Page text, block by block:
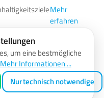
Mehr
erfahren
LinkedIn
Impressum
Widerrufsbelehrung
widerrufen
und ggf. Nachnahmegebühren, wenn nicht anders
um eine bestmögliche
Mehr Informationen ...
Nur technisch notwendige